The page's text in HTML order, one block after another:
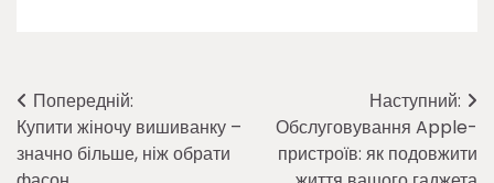
Навігація
записів
Попередній:
Купити жіночу вишиванку –
значно більше, ніж обрати
Наступний:
Обслуговування Apple-
пристроїв: як подовжити